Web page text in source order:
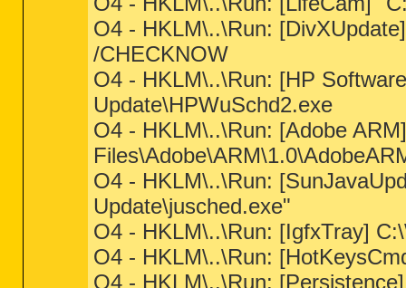
O4 - HKLM\..\Run:
/CHECKNOW
O4 - HKLM\..\Run: [HP
Update\HPWuSchd2.exe
O4 - HKLM\..\Run: [Adobe
O4 - HKLM\..\Run:
Update\jusched.exe"
O4 - HKLM\..\Run: [IgfxTray]
O4 - HKLM\..\Run:
O4 - HKLM\..\Run: